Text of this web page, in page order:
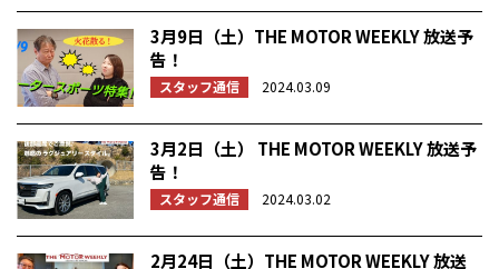
3月9日（土）THE MOTOR WEEKLY 放送予
告！
スタッフ通信 2024.03.09
3月2日（土） THE MOTOR WEEKLY 放送予
告！
スタッフ通信 2024.03.02
2月24日（土）THE MOTOR WEEKLY 放送